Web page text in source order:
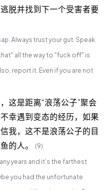
脱并找到下一个受害者要
Always trust your gut. Speak
all the way to "fuck off" is
report it. Even if you are not
这是距离“浪荡公子”聚会
幸遇到变态的经历，如果
我，这不是浪荡公子的目
的人。
(9)
years and it’s the farthest
you had the unfortunate